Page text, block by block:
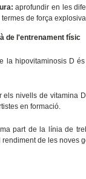
aprofundir en les
de força explosiva.
de l'entrenament físic
la hipovitaminosis D
els nivells de vitamina
en formació.
part de la línia de
rendiment de les noves